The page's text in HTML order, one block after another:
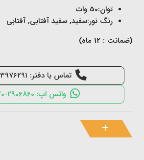
توان:50 وات
رنگ نور:سفید, سفید آفتابی, آفتابی
(ضمانت : 12 ماه)
تماس با دفتر: 33976291-021
واتس اپ: 2906860-0930